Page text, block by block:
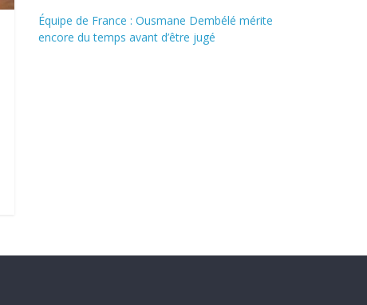
Équipe de France : Ousmane Dembélé mérite
encore du temps avant d’être jugé